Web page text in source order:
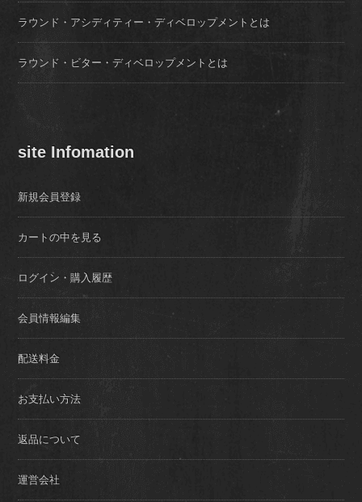
ラウンド・アシディティー・ディベロップメントとは
ラウンド・ビター・ディベロップメントとは
site Infomation
新規会員登録
カートの中を見る
ログイン・購入履歴
会員情報編集
配送料金
お支払い方法
返品について
運営会社